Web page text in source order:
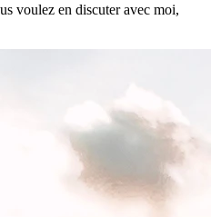
voulez en discuter avec moi,